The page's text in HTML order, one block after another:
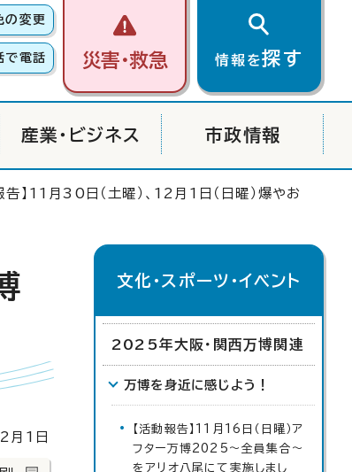
の変更
で電話 災害・救急 情報を探す
産業・ビジネス 市政情報
告】11月30日（土曜）、12月1日（日曜）爆やお
月1日
文化・スポーツ・イベント
2025年大阪・関西万博関連
万博を身近に感じよう！
【活動報告】11月16日（日曜）ア
フター万博2025～全員集合～
をアリオ八尾にて実施しまし